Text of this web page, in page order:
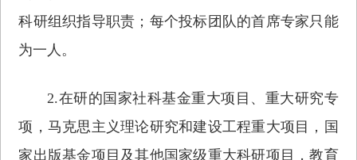
科研组织指导职责；每个投标团队的首席专家只能
为一人。
2.在研的国家社科基金重大项目、重大研究专
项，马克思主义理论研究和建设工程重大项目，国
家出版基金项目及其他国家级重大科研项目，教育